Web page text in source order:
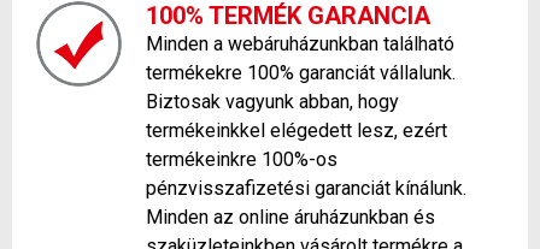
100% TERMÉK GARANCIA
Minden a webáruházunkban található
termékekre 100% garanciát vállalunk.
Biztosak vagyunk abban, hogy
termékeinkkel elégedett lesz, ezért
termékeinkre 100%-os
pénzvisszafizetési garanciát kínálunk.
Minden az online áruházunkban és